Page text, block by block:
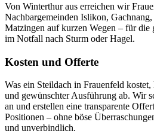
Von Winterthur aus erreichen wir
Nachbargemeinden Islikon,
Matzingen auf kurzen Wegen – für die
im Notfall nach Sturm oder Hagel.
Kosten und Offerte
Was ein Steildach in Frauenfeld
und gewünschter Ausführung ab. Wir
an und erstellen eine transparente
Positionen – ohne böse
und unverbindlich.